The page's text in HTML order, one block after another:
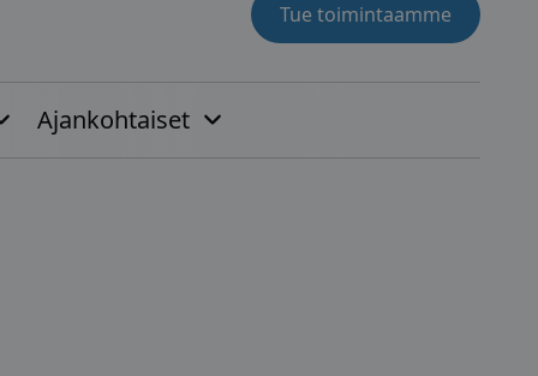
Tue toimintaamme
Ajankohtaiset